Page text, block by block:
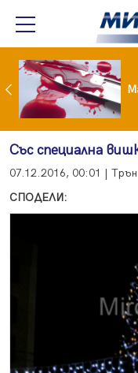
Проф.Кантарджиев: Пазете се от комарите и полово предаваните инфекции
Със специална
07.12.2016, 00:01 | Трън
СПОДЕЛИ: